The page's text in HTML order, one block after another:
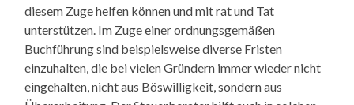
diesem Zuge helfen können und mit rat und Tat
unterstützen. Im Zuge einer ordnungsgemäßen
Buchführung sind beispielsweise diverse Fristen
einzuhalten, die bei vielen Gründern immer wieder nicht
eingehalten, nicht aus Böswilligkeit, sondern aus